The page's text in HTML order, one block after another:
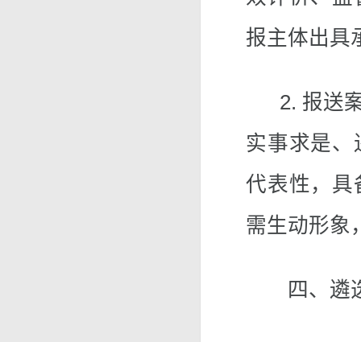
报主体出具
2. 报送案
实事求是、
代表性，具
需生动形象
四、遴